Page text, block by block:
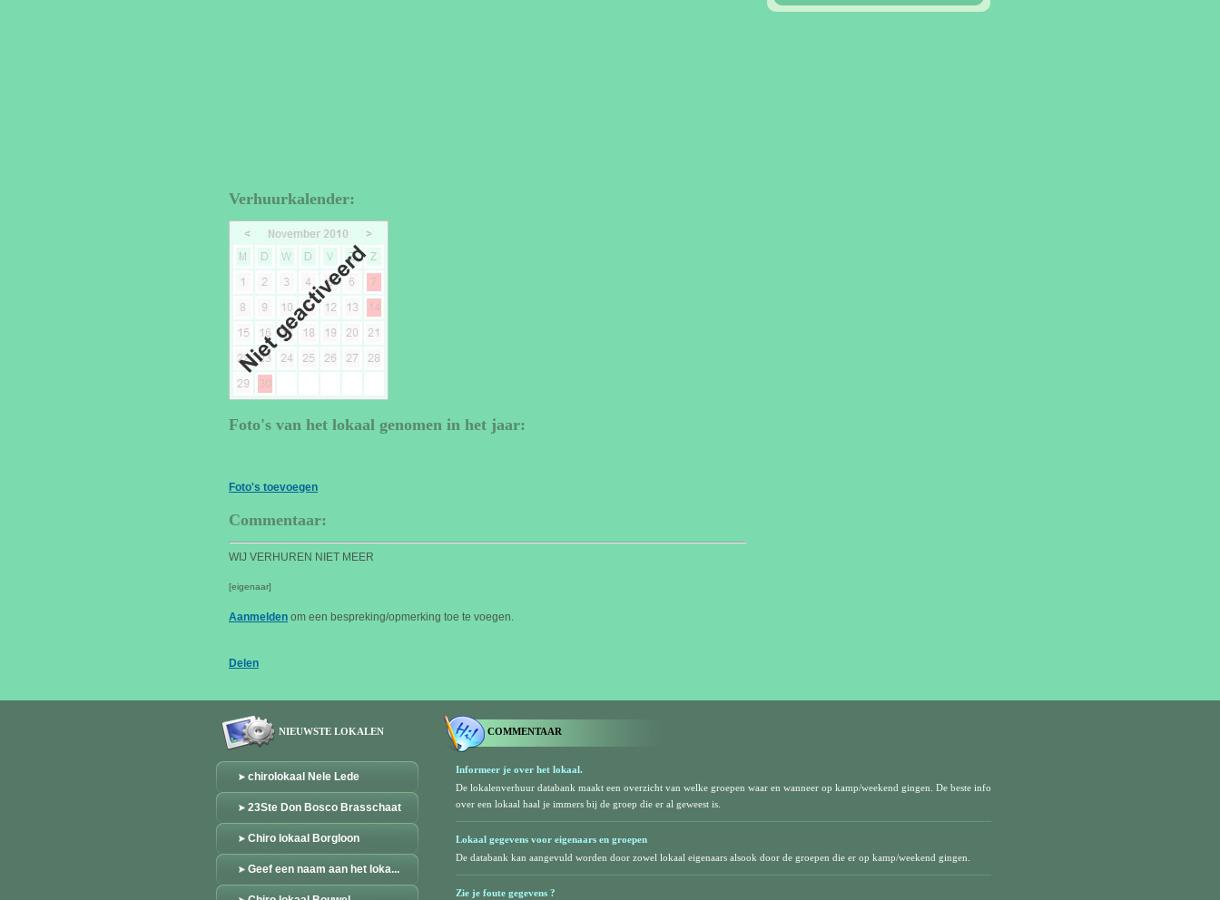
Verhuurkalender:
Foto's van het lokaal genomen in het jaar:
Foto's toevoegen
Commentaar:
WIJ VERHUREN NIET MEER
[eigenaar]
Aanmelden om een bespreking/opmerking toe te voegen.
Delen
NIEUWSTE LOKALEN
chirolokaal Nele Lede
23Ste Don Bosco Brasschaat
Chiro lokaal Borgloon
Geef een naam aan het loka...
COMMENTAAR
Informeer je over het lokaal.
De lokalenverhuur databank maakt een overzicht van welke groepen waar en wanneer op kamp/weekend gingen. De beste info
over een lokaal haal je immers bij de groep die er al geweest is.
Lokaal gegevens voor eigenaars en groepen
De databank kan aangevuld worden door zowel lokaal eigenaars alsook door de groepen die er op kamp/weekend gingen.
Zie je foute gegevens ?